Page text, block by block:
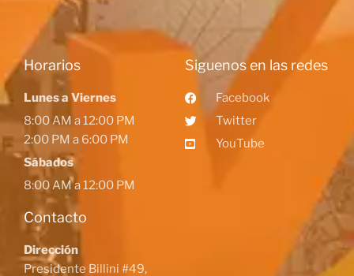
Horarios
Lunes a Viernes
8:00 AM a 12:00 PM
2:00 PM a 6:00 PM
Sábados
8:00 AM a 12:00 PM
Contacto
Dirección
Presidente Billini #49,
Siguenos en las redes
Facebook
Twitter
YouTube